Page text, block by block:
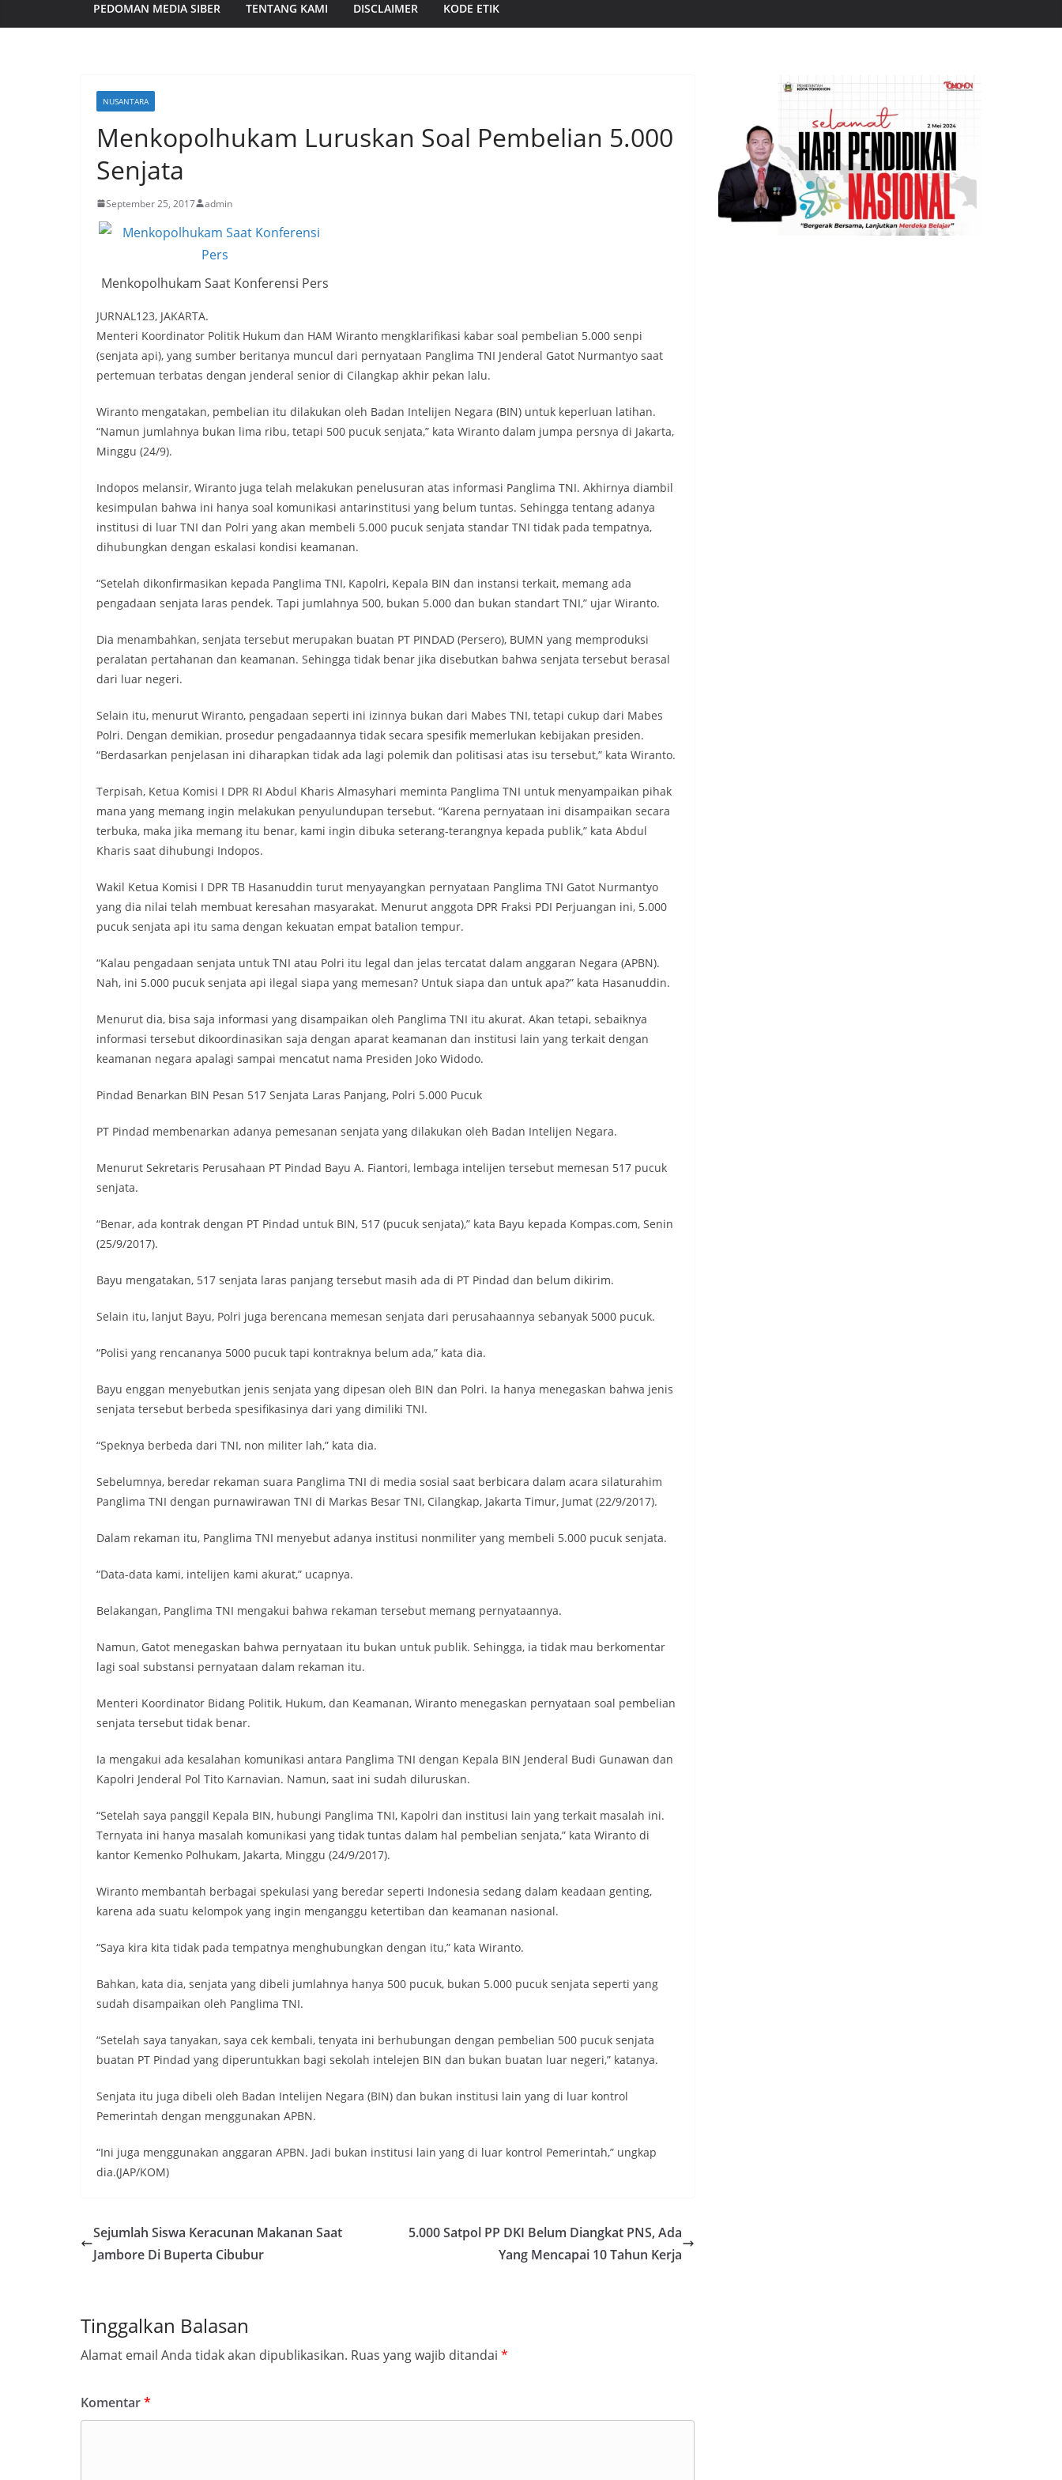
PEDOMAN MEDIA SIBER TENTANG KAMI DISCLAIMER KODE ETIK
NUSANTARA
Menkopolhukam Luruskan Soal Pembelian 5.000
Senjata
September 25, 2017 admin
Menkopolhukam Saat Konferensi Pers
JURNAL123, JAKARTA.
Menteri Koordinator Politik Hukum dan HAM Wiranto mengklarifikasi kabar soal pembelian 5.000 senpi
(senjata api), yang sumber beritanya muncul dari pernyataan Panglima TNI Jenderal Gatot Nurmantyo saat
pertemuan terbatas dengan jenderal senior di Cilangkap akhir pekan lalu.
Wiranto mengatakan, pembelian itu dilakukan oleh Badan Intelijen Negara (BIN) untuk keperluan latihan.
“Namun jumlahnya bukan lima ribu, tetapi 500 pucuk senjata,” kata Wiranto dalam jumpa persnya di Jakarta,
Minggu (24/9).
Indopos melansir, Wiranto juga telah melakukan penelusuran atas informasi Panglima TNI. Akhirnya diambil
kesimpulan bahwa ini hanya soal komunikasi antarinstitusi yang belum tuntas. Sehingga tentang adanya
institusi di luar TNI dan Polri yang akan membeli 5.000 pucuk senjata standar TNI tidak pada tempatnya,
dihubungkan dengan eskalasi kondisi keamanan.
“Setelah dikonfirmasikan kepada Panglima TNI, Kapolri, Kepala BIN dan instansi terkait, memang ada
pengadaan senjata laras pendek. Tapi jumlahnya 500, bukan 5.000 dan bukan standart TNI,” ujar Wiranto.
Dia menambahkan, senjata tersebut merupakan buatan PT PINDAD (Persero), BUMN yang memproduksi
peralatan pertahanan dan keamanan. Sehingga tidak benar jika disebutkan bahwa senjata tersebut berasal
dari luar negeri.
Selain itu, menurut Wiranto, pengadaan seperti ini izinnya bukan dari Mabes TNI, tetapi cukup dari Mabes
Polri. Dengan demikian, prosedur pengadaannya tidak secara spesifik memerlukan kebijakan presiden.
“Berdasarkan penjelasan ini diharapkan tidak ada lagi polemik dan politisasi atas isu tersebut,” kata Wiranto.
Terpisah, Ketua Komisi I DPR RI Abdul Kharis Almasyhari meminta Panglima TNI untuk menyampaikan pihak
mana yang memang ingin melakukan penyulundupan tersebut. “Karena pernyataan ini disampaikan secara
terbuka, maka jika memang itu benar, kami ingin dibuka seterang-terangnya kepada publik,” kata Abdul
Kharis saat dihubungi Indopos.
Wakil Ketua Komisi I DPR TB Hasanuddin turut menyayangkan pernyataan Panglima TNI Gatot Nurmantyo
yang dia nilai telah membuat keresahan masyarakat. Menurut anggota DPR Fraksi PDI Perjuangan ini, 5.000
pucuk senjata api itu sama dengan kekuatan empat batalion tempur.
“Kalau pengadaan senjata untuk TNI atau Polri itu legal dan jelas tercatat dalam anggaran Negara (APBN).
Nah, ini 5.000 pucuk senjata api ilegal siapa yang memesan? Untuk siapa dan untuk apa?” kata Hasanuddin.
Menurut dia, bisa saja informasi yang disampaikan oleh Panglima TNI itu akurat. Akan tetapi, sebaiknya
informasi tersebut dikoordinasikan saja dengan aparat keamanan dan institusi lain yang terkait dengan
keamanan negara apalagi sampai mencatut nama Presiden Joko Widodo.
Pindad Benarkan BIN Pesan 517 Senjata Laras Panjang, Polri 5.000 Pucuk
PT Pindad membenarkan adanya pemesanan senjata yang dilakukan oleh Badan Intelijen Negara.
Menurut Sekretaris Perusahaan PT Pindad Bayu A. Fiantori, lembaga intelijen tersebut memesan 517 pucuk
senjata.
“Benar, ada kontrak dengan PT Pindad untuk BIN, 517 (pucuk senjata),” kata Bayu kepada Kompas.com, Senin
(25/9/2017).
Bayu mengatakan, 517 senjata laras panjang tersebut masih ada di PT Pindad dan belum dikirim.
Selain itu, lanjut Bayu, Polri juga berencana memesan senjata dari perusahaannya sebanyak 5000 pucuk.
“Polisi yang rencananya 5000 pucuk tapi kontraknya belum ada,” kata dia.
Bayu enggan menyebutkan jenis senjata yang dipesan oleh BIN dan Polri. Ia hanya menegaskan bahwa jenis
senjata tersebut berbeda spesifikasinya dari yang dimiliki TNI.
“Speknya berbeda dari TNI, non militer lah,” kata dia.
Sebelumnya, beredar rekaman suara Panglima TNI di media sosial saat berbicara dalam acara silaturahim
Panglima TNI dengan purnawirawan TNI di Markas Besar TNI, Cilangkap, Jakarta Timur, Jumat (22/9/2017).
Dalam rekaman itu, Panglima TNI menyebut adanya institusi nonmiliter yang membeli 5.000 pucuk senjata.
“Data-data kami, intelijen kami akurat,” ucapnya.
Belakangan, Panglima TNI mengakui bahwa rekaman tersebut memang pernyataannya.
Namun, Gatot menegaskan bahwa pernyataan itu bukan untuk publik. Sehingga, ia tidak mau berkomentar
lagi soal substansi pernyataan dalam rekaman itu.
Menteri Koordinator Bidang Politik, Hukum, dan Keamanan, Wiranto menegaskan pernyataan soal pembelian
senjata tersebut tidak benar.
Ia mengakui ada kesalahan komunikasi antara Panglima TNI dengan Kepala BIN Jenderal Budi Gunawan dan
Kapolri Jenderal Pol Tito Karnavian. Namun, saat ini sudah diluruskan.
“Setelah saya panggil Kepala BIN, hubungi Panglima TNI, Kapolri dan institusi lain yang terkait masalah ini.
Ternyata ini hanya masalah komunikasi yang tidak tuntas dalam hal pembelian senjata,” kata Wiranto di
kantor Kemenko Polhukam, Jakarta, Minggu (24/9/2017).
Wiranto membantah berbagai spekulasi yang beredar seperti Indonesia sedang dalam keadaan genting,
karena ada suatu kelompok yang ingin menganggu ketertiban dan keamanan nasional.
“Saya kira kita tidak pada tempatnya menghubungkan dengan itu,” kata Wiranto.
Bahkan, kata dia, senjata yang dibeli jumlahnya hanya 500 pucuk, bukan 5.000 pucuk senjata seperti yang
sudah disampaikan oleh Panglima TNI.
“Setelah saya tanyakan, saya cek kembali, tenyata ini berhubungan dengan pembelian 500 pucuk senjata
buatan PT Pindad yang diperuntukkan bagi sekolah intelejen BIN dan bukan buatan luar negeri,” katanya.
Senjata itu juga dibeli oleh Badan Intelijen Negara (BIN) dan bukan institusi lain yang di luar kontrol
Pemerintah dengan menggunakan APBN.
“Ini juga menggunakan anggaran APBN. Jadi bukan institusi lain yang di luar kontrol Pemerintah,” ungkap
dia.(JAP/KOM)
Sejumlah Siswa Keracunan Makanan Saat
Jambore Di Buperta Cibubur
5.000 Satpol PP DKI Belum Diangkat PNS, Ada
Yang Mencapai 10 Tahun Kerja
Tinggalkan Balasan
Alamat email Anda tidak akan dipublikasikan. Ruas yang wajib ditandai *
Komentar*